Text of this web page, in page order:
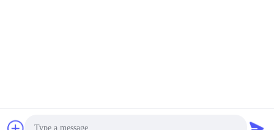
2018-2025 ANHUI CRYSTRO CRYSTAL MATERIALS Co., Ltd. -